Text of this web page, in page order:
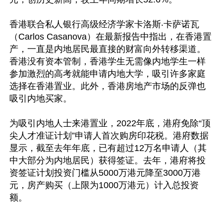
香港联合私人银行高级经济学家卡洛斯‧卡萨诺瓦
（Carlos Casanova）在最新报告中指出，在香港置
产，一直是内地居民最直接的财富向外转移渠道。
香港没有资本管制，香港学生无需像内地学生一样
参加激烈的高考就能申请内地大学，吸引许多家庭
选择在香港置业。此外，香港房地产市场的反弹也
吸引内地买家。
为吸引内地人士来港置业，2022年底，港府免除“顶
尖人才准证计划”申请人首次购房印花税。港府数据
显示，截至去年年底，已有超过12万名申请人（其
中大部分为内地居民）获得签证。去年，港府将投
资签证计划投资门槛从5000万港元降至3000万港
元，房产购买（上限为1000万港元）计入总投资
额。